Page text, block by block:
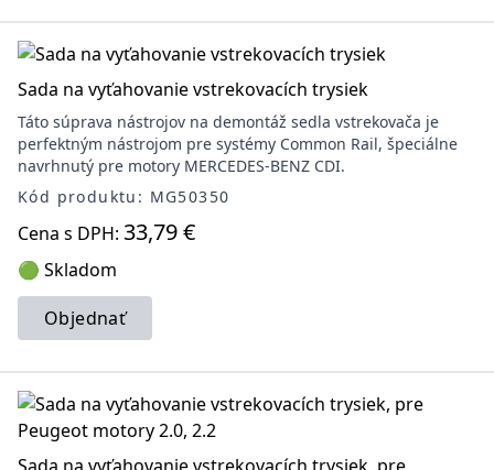
Sada na vyťahovanie vstrekovacích trysiek
Táto súprava nástrojov na demontáž sedla vstrekovača je
perfektným nástrojom pre systémy Common Rail, špeciálne
navrhnutý pre motory MERCEDES-BENZ CDI.
Kód produktu: MG50350
Cena s DPH: 33,79 €
🟢 Skladom
Objednať